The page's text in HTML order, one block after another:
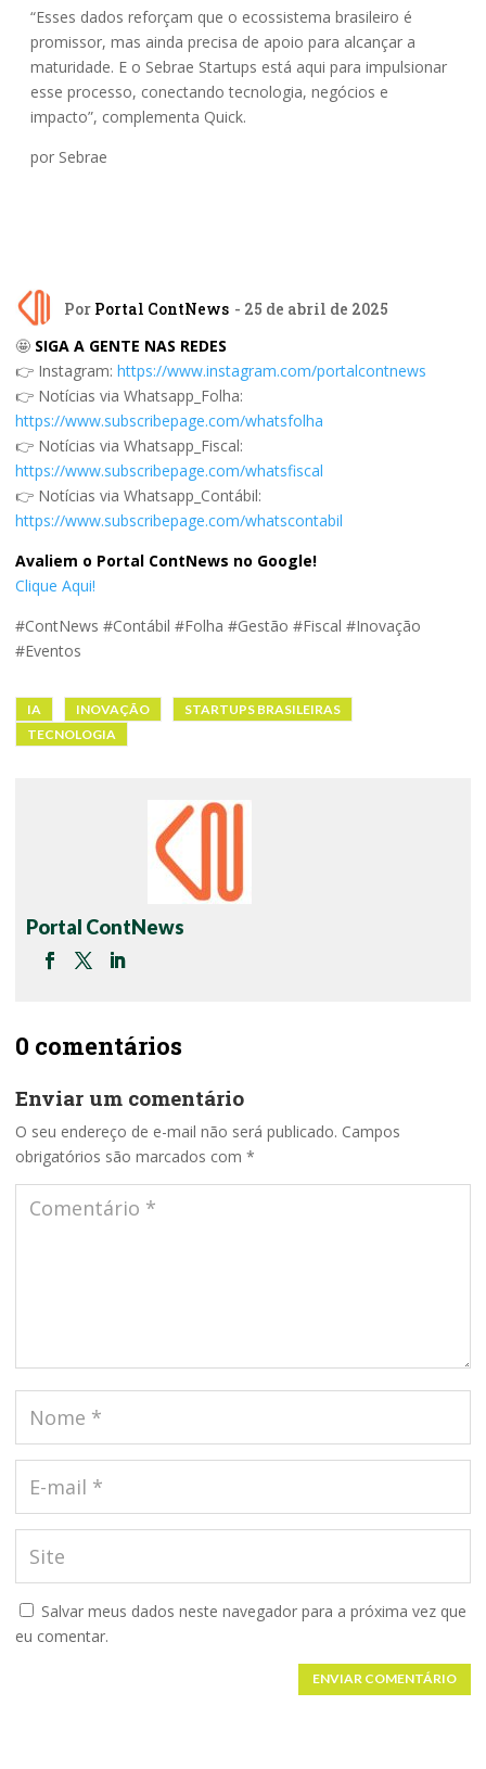
“Esses dados reforçam que o ecossistema brasileiro é
promissor, mas ainda precisa de apoio para alcançar a
maturidade. E o Sebrae Startups está aqui para impulsionar
esse processo, conectando tecnologia, negócios e
impacto”, complementa Quick.
por Sebrae
Por Portal ContNews - 25 de abril de 2025
🤩 SIGA A GENTE NAS REDES
👉 Instagram: https://www.instagram.com/portalcontnews
👉 Notícias via Whatsapp_Folha:
https://www.subscribepage.com/whatsfolha
👉 Notícias via Whatsapp_Fiscal:
https://www.subscribepage.com/whatsfiscal
👉 Notícias via Whatsapp_Contábil:
https://www.subscribepage.com/whatscontabil
Avaliem o Portal ContNews no Google!
Clique Aqui!
#ContNews #Contábil #Folha #Gestão #Fiscal #Inovação
#Eventos
IA INOVAÇÃO
STARTUPS BRASILEIRAS
TECNOLOGIA
Portal ContNews
0 comentários
Enviar um comentário
O seu endereço de e-mail não será publicado. Campos
obrigatórios são marcados com *
Salvar meus dados neste navegador para a próxima vez que
eu comentar.
ENVIAR COMENTÁRIO